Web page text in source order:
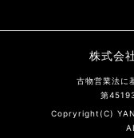
株式会
古物営業法に
第
Copryright(C)